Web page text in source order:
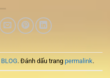
BLOG. Đánh dấu trang permalink.